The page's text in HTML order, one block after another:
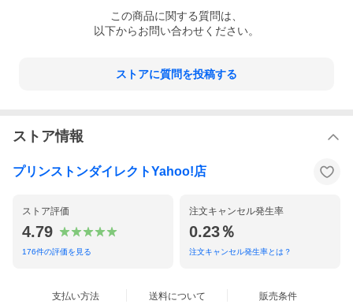
スマートフォン用ケースです。
ワイヤレス対応
この商品に関する質問は、
以下からお問い合わせください。
ストアに質問を投稿する
ストア情報
プリンストンダイレクトYahoo!店
ストア評価
4.79
176件の評価を見る
注文キャンセル発生率
0.23％
注文キャンセル発生率とは？
支払い方法 送料について 販売条件